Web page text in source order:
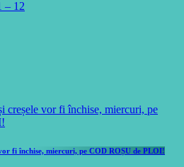
fi închise, miercuri, pe COD ROȘU de PLOI!